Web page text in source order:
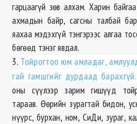
гарцаагүй зөв алхам. Харин
ахмадын байр, сагсны талбай
яахаа мэдэхгүй тэнгэрээс алгаа
бөгөөд тэнэг явдал.
3. Тойрогтоо юм амладаг,
гай гамшгийг дурдаад барахгүй.
оны сүүлээр зарим гишүүд
тараав. Өөрийн зурагтай бидон,
нүүрс, бурхан, ном, СиДи, зураг,